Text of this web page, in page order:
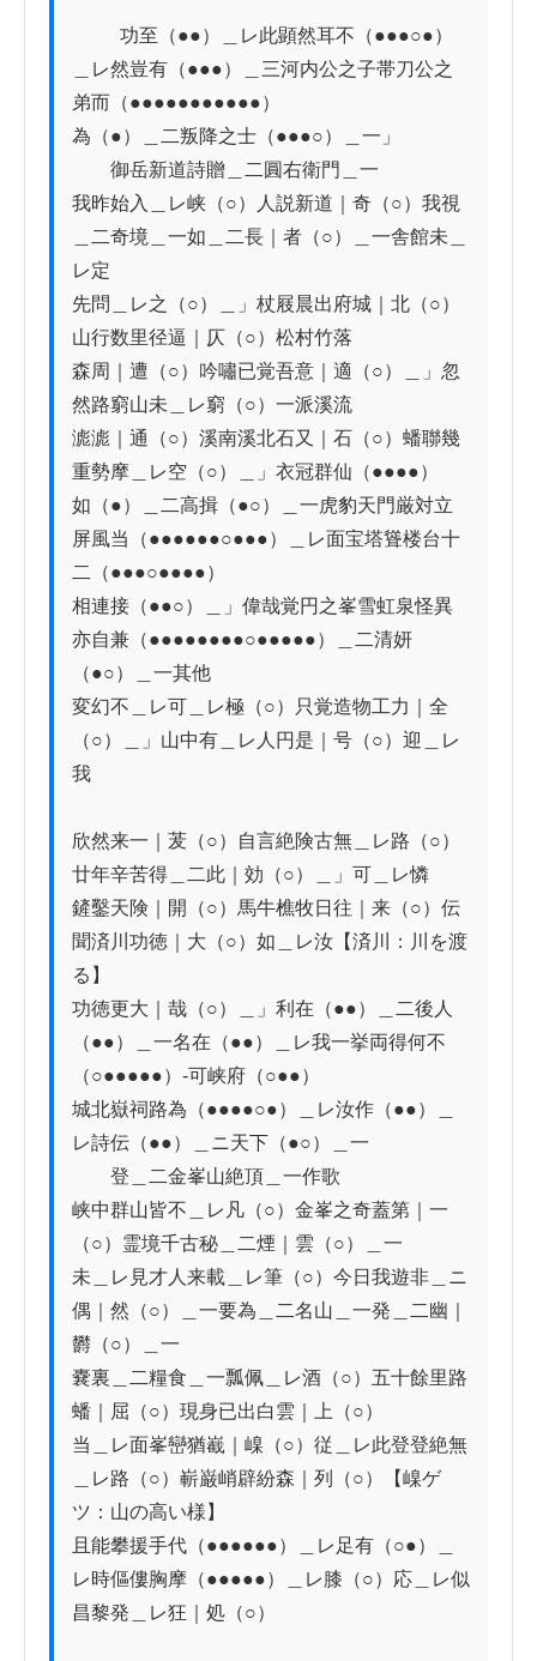
＿レ然豈有（●●●）＿三河内公之子帯刀公之
弟而（●●●●●●●●●●●）
為（●）＿二叛降之士（●●●○）＿一」
御岳新道詩贈＿二圓右衛門＿一
我昨始入＿レ峡（○）人説新道｜奇（○）我視
＿二奇境＿一如＿二長｜者（○）＿一舎館未＿
レ定
先問＿レ之（○）＿」杖屐晨出府城｜北（○）
山行数里径逼｜仄（○）松村竹落
森周｜遭（○）吟嘯已覚吾意｜適（○）＿」忽
然路窮山未＿レ窮（○）一派溪流
滮滮｜通（○）溪南溪北石又｜石（○）蟠聯幾
重勢摩＿レ空（○）＿」衣冠群仙（●●●●）
如（●）＿二高揖（●○）＿一虎豹天門厳対立
屏風当（●●●●●●○●●●）＿レ面宝塔聳楼台十
二（●●●○●●●●）
相連接（●●○）＿」偉哉覚円之峯雪虹泉怪異
亦自兼（●●●●●●●●○●●●●●）＿二清妍
（●○）＿一其他
変幻不＿レ可＿レ極（○）只覚造物工力｜全
（○）＿」山中有＿レ人円是｜号（○）迎＿レ
我
欣然来一｜茇（○）自言絶険古無＿レ路（○）
廿年辛苦得＿二此｜効（○）＿」可＿レ憐
鏟鑿天険｜開（○）馬牛樵牧日往｜来（○）伝
聞済川功徳｜大（○）如＿レ汝【済川：川を渡
る】
功徳更大｜哉（○）＿」利在（●●）＿二後人
（●●）＿一名在（●●）＿レ我一挙両得何不
（○●●●●●）-可峡府（○●●）
城北嶽祠路為（●●●●○●）＿レ汝作（●●）＿
レ詩伝（●●）＿ニ天下（●○）＿一
登＿二金峯山絶頂＿一作歌
峡中群山皆不＿レ凡（○）金峯之奇蓋第｜一
（○）霊境千古秘＿二煙｜雲（○）＿一
未＿レ見才人来載＿レ筆（○）今日我遊非＿ニ
偶｜然（○）＿一要為＿二名山＿一発＿二幽｜
欝（○）＿一
嚢裏＿二糧食＿一瓢佩＿レ酒（○）五十餘里路
蟠｜屈（○）現身已出白雲｜上（○）
当＿レ面峯巒猶嶻｜嵲（○）従＿レ此登登絶無
＿レ路（○）嶄巌峭辟紛森｜列（○）【嵲ゲ
ツ：山の高い様】
且能攀援手代（●●●●●●）＿レ足有（○●）＿
レ時傴僂胸摩（●●●●●）＿レ膝（○）応＿レ似
昌黎発＿レ狂｜処（○）